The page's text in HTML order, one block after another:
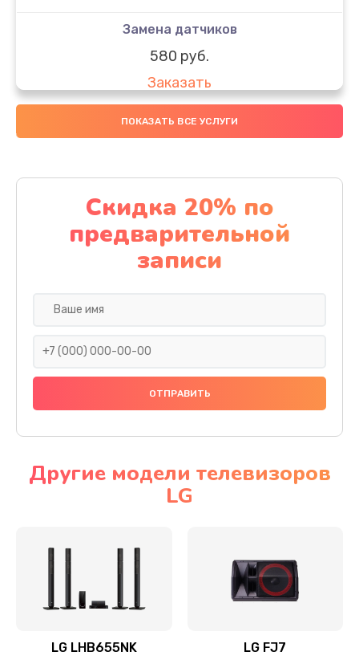
Замена датчиков
580 руб.
Заказать
Комплексная чистка
Заказать
Замена дисплея (экрана)
2000 руб.
Заказать
Ремонт платы электроники
Прошивка
Ремонт механики привода
Ремонт / замена кнопок, клавиш, индикаторов,
ПОКАЗАТЬ ВСЕ УСЛУГИ
Скидка 20% по
предварительной
записи
Другие модели телевизоров
LG
LG LHB655NK LG FJ7